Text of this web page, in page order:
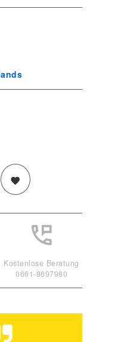
Kostenlose Beratung
0661-8697980